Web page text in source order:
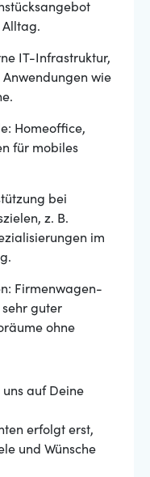
Alltag.
IT-Infrastruktur,
wie
Homeoffice,
für mobiles
bei
z. B.
im
Firmenwagen-
guter
ohne
uns auf Deine
erfolgt erst,
und Wünsche